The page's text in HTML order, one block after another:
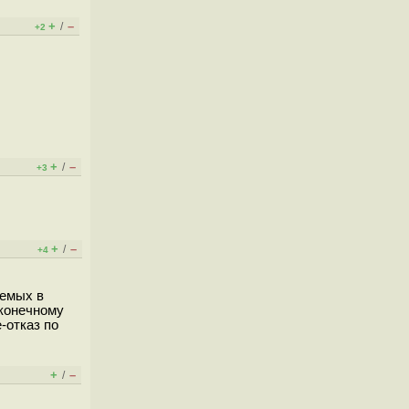
+2 + / –
+3 + / –
+4 + / –
в
по
+ / –